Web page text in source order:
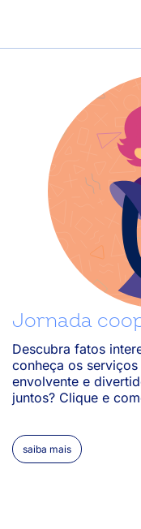
Como o ChatGPT
ensinar coisas novas?
03/12/2024
Por onde iniciar para
03/12/2024
Como fomentar a cultura
passo a passo na minha
31/10/2024
Quais os principais
Jornada
Descubra fatos
conheça os
envolvente e
juntos? Clique e
saiba mais